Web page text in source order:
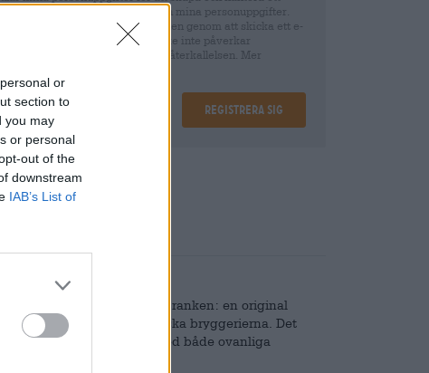
or
section to
you may
or personal
out of the
downstream
IAB’s List of
mina försäljningsaktiviteter och mina personuppgifter.
med verkan för framtiden genom att skicka ett e-
att återkallandet av ditt samtycke inte påverkar
fram till tidpunkten för återkallelsen. Mer
Registrera sig
av ett bryggeri från Franken: en original
ett av de otaliga frankiska bryggerierna. Det
öl och imponerar med både ovanliga